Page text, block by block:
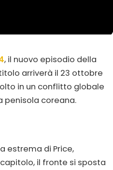
, il nuovo episodio della
arriverà il 23 ottobre
in un conflitto globale
penisola coreana.
estrema di Price,
il fronte si sposta